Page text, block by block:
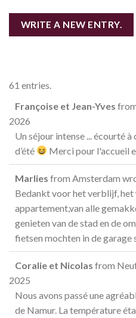
61 entries.
Françoise et Jean-Yves
2026
Un séjour intense ... écourté à
d’été
Merci pour l'accueil
Marlies from Amsterdam
Bedankt voor het verblijf,
appartement,van alle
genieten van de stad en de
fietsen mochten in de garage
Coralie et Nicolas from
2025
Nous avons passé une
de Namur. La température